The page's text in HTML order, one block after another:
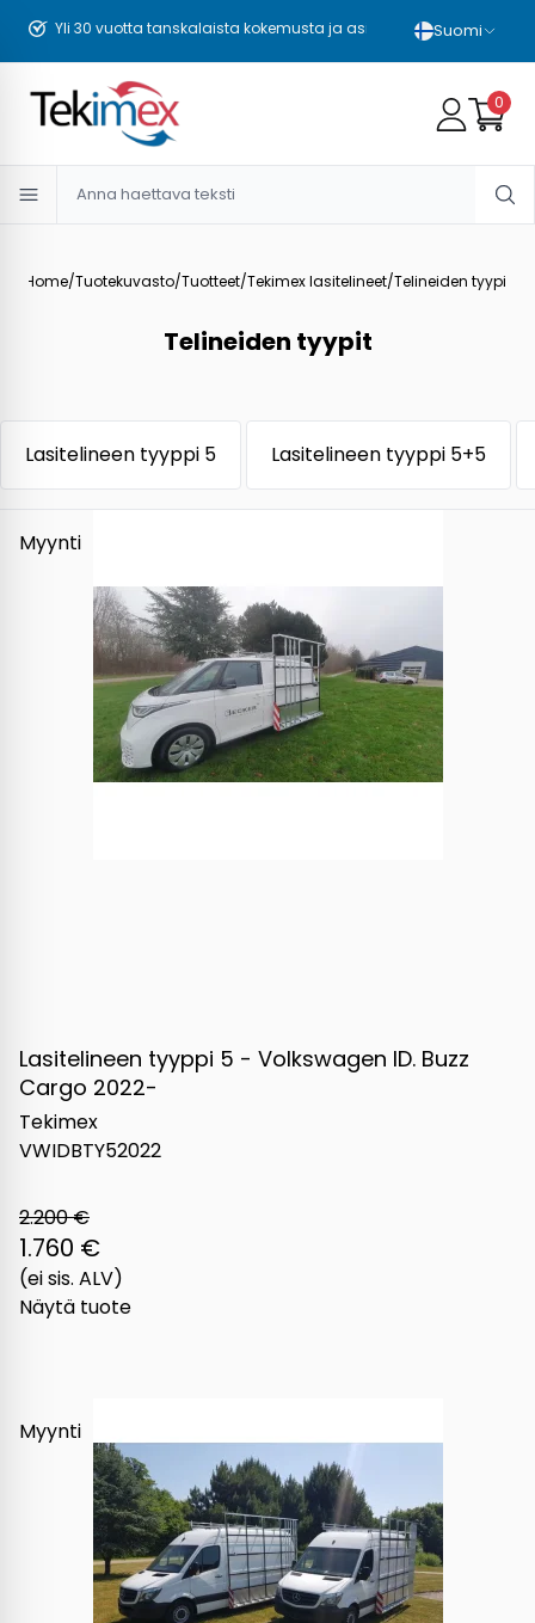
Yli 30 vuotta tanskalaista kokemusta ja asiantuntemusta
Suomi
0
Home/Tuotekuvasto/Tuotteet/Tekimex lasitelineet/Telineiden tyypit
Telineiden tyypit
Lasitelineen tyyppi 5 Lasitelineen tyyppi 5+5
Myynti
Lasitelineen tyyppi 5 - Volkswagen ID. Buzz
Cargo 2022-
Tekimex
VWIDBTY52022
2.200 €
1.760 €
(ei sis. ALV)
Näytä tuote
Myynti